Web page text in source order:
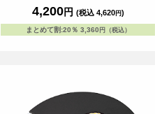
4,200円 (税込 4,620円)
まとめて割:20％ 3,360 円（税込）